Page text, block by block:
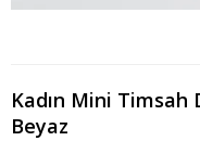
Kadın Mini Timsah
Beyaz